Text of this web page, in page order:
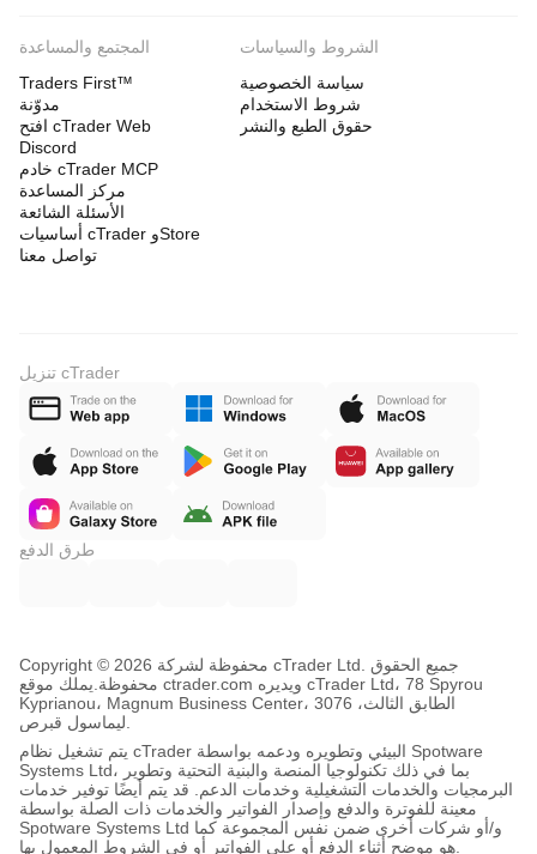
المجتمع والمساعدة
Traders First™
مدوّنة
افتح cTrader Web
Discord
خادم cTrader MCP
مركز المساعدة
الأسئلة الشائعة
أساسيات cTrader وStore
تواصل معنا
الشروط والسياسات
سياسة الخصوصية
شروط الاستخدام
حقوق الطبع والنشر
تنزيل cTrader
طرق الدفع
Copyright © محفوظة لشركة 2026 cTrader Ltd. جميع الحقوق
محفوظة. يملك موقع ctrader.com ويديره cTrader Ltd، 78 Spyrou
Kyprianou، Magnum Business Center، الطابق الثالث، 3076
يتم تشغيل نظام cTrader البيئي وتطويره ودعمه بواسطة Spotware
Systems Ltd، بما في ذلك تكنولوجيا المنصة والبنية التحتية وتطوير
البرمجيات والخدمات التشغيلية وخدمات الدعم. قد يتم أيضًا توفير خدمات
معينة للفوترة والدفع وإصدار الفواتير والخدمات ذات الصلة بواسطة
Spotware Systems Ltd و/أو شركات أخرى ضمن نفس المجموعة كما
هو موضح أثناء الدفع أو على الفواتير أو في الشروط المعمول بها.